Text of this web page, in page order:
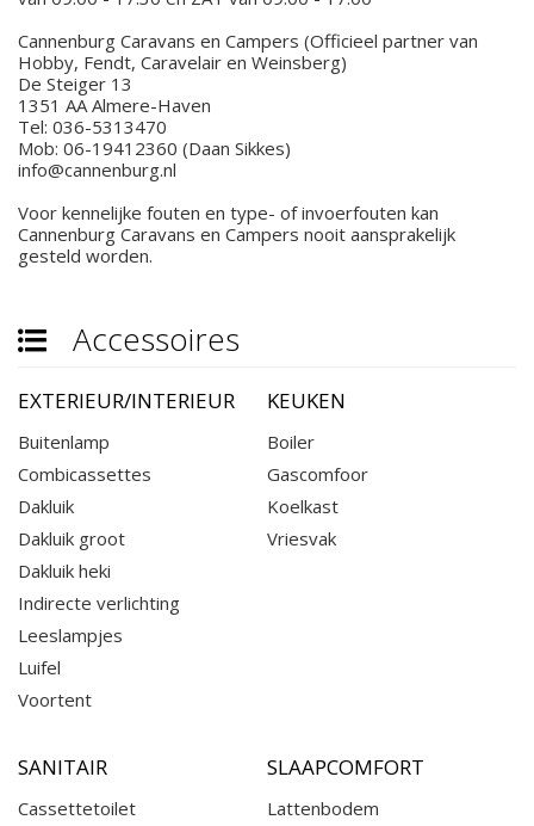
Cannenburg Caravans en Campers (Officieel partner van
Hobby, Fendt, Caravelair en Weinsberg)
De Steiger 13
1351 AA Almere-Haven
Tel: 036-5313470
Mob: 06-19412360 (Daan Sikkes)
info@cannenburg.nl
Voor kennelijke fouten en type- of invoerfouten kan
Cannenburg Caravans en Campers nooit aansprakelijk
gesteld worden.
Accessoires
EXTERIEUR/INTERIEUR
Buitenlamp
Combicassettes
Dakluik
Dakluik groot
Dakluik heki
Indirecte verlichting
Leeslampjes
Luifel
Voortent
KEUKEN
Boiler
Gascomfoor
Koelkast
Vriesvak
SANITAIR
Cassettetoilet
SLAAPCOMFORT
Lattenbodem